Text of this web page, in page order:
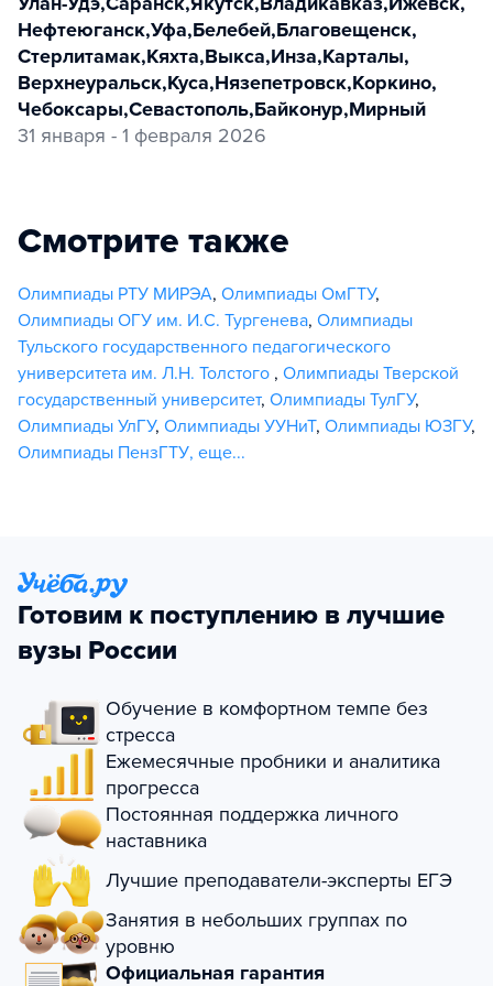
Нефтеюганск,Уфа,Белебей,Благовещенск,
Стерлитамак,Кяхта,Выкса,Инза,Карталы,
Верхнеуральск,Куса,Нязепетровск,Коркино,
Чебоксары,Севастополь,Байконур,Мирный
31 января - 1 февраля 2026
Смотрите также
Олимпиады РТУ МИРЭА, Олимпиады ОмГТУ,
Олимпиады ОГУ им. И.С. Тургенева, Олимпиады
Тульского государственного педагогического
университета им. Л.Н. Толстого , Олимпиады Тверской
государственный университет, Олимпиады ТулГУ,
Олимпиады УлГУ, Олимпиады УУНиТ, Олимпиады ЮЗГУ,
Олимпиады ПензГТУ, еще...
Готовим к поступлению в лучшие
вузы России
Обучение в комфортном темпе без
стресса
Ежемесячные пробники и аналитика
прогресса
Постоянная поддержка личного
наставника
Лучшие преподаватели-эксперты ЕГЭ
Занятия в небольших группах по
уровню
Официальная гарантия